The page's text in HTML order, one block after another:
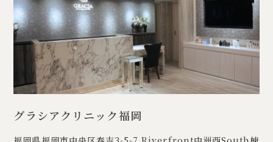
グラシアクリニック福岡